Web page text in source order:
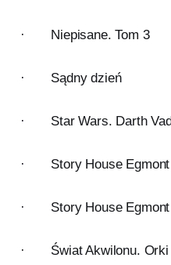
· Niepisane. Tom 3
· Sądny dzień
· Star Wars. Darth
· Story House Egmont
· Story House Egmont
· Świat Akwilonu. Orki i